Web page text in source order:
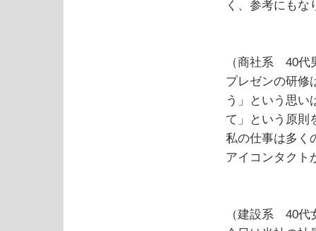
く、参考にもな
（商社系 40代
プレゼンの研修
う」という思い
て」という原則
私の仕事は多く
アイコンタクト
（建設系 40代